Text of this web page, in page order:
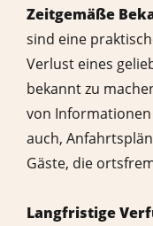
Zeitgemäße
sind eine
Verlust eines
bekannt zu
von
auch,
Gäste, die
Langfristige